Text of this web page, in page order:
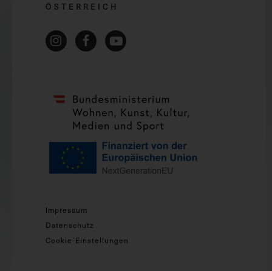
ÖSTERREICH
Impressum
Datenschutz
Cookie-Einstellungen